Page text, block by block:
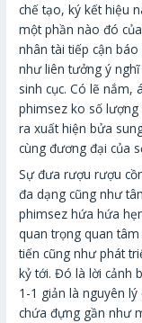
chế tạo, ký kết hiệu
một phần nào đó
nhân tài tiếp cận
như liên tưởng ý
sinh cục. Có lẽ nắm,
phimsez ko số
ra xuất hiện bửa
cùng đương đại của
Sự đưa rượu rượu
đa dạng cũng như
phimsez hứa hứa
quan trọng quan
tiến cũng như phát
kỷ tới. Đó là lời cảnh
1-1 giản là nguyên
chứa đựng gần như